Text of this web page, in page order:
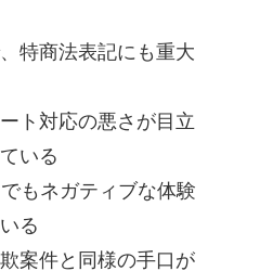
特商法表記にも重大
ト対応の悪さが目立
いる
もネガティブな体験
る
案件と同様の手口が